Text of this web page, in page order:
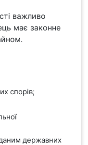
важливо
має законне
спорів;
даним державних